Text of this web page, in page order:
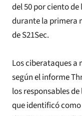
del 50 por ciento
durante la primera
de S21Sec.
Los ciberataques a
según el informe
los responsables
que identificó